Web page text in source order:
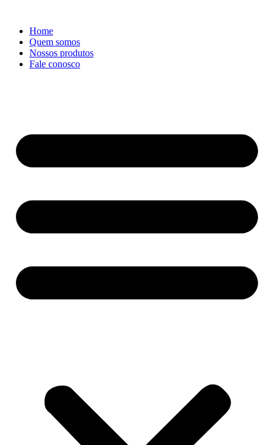
conteúdo
Home
Quem somos
Nossos produtos
Fale conosco